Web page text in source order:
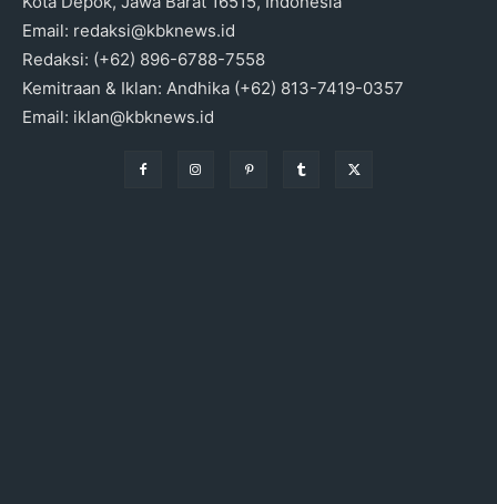
Email: redaksi@kbknews.id
Redaksi: (+62) 896-6788-7558
Kemitraan & Iklan: Andhika (+62) 813-7419-0357
Email: iklan@kbknews.id